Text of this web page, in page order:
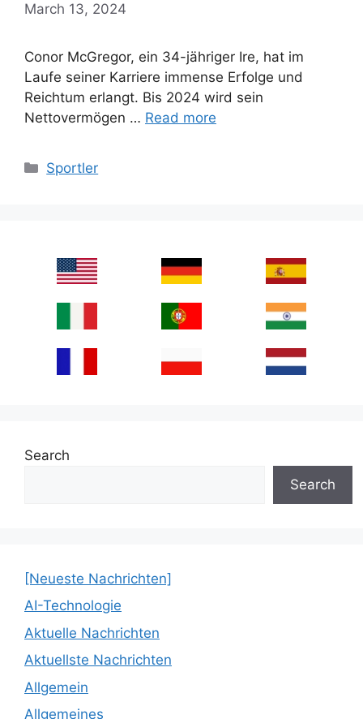
March 13, 2024
Conor McGregor, ein 34-jähriger Ire, hat im
Laufe seiner Karriere immense Erfolge und
Reichtum erlangt. Bis 2024 wird sein
Nettovermögen … Read more
Categories
Sportler
Search
Search
[Neueste Nachrichten]
AI-Technologie
Aktuelle Nachrichten
Aktuellste Nachrichten
Allgemein
Allgemeines